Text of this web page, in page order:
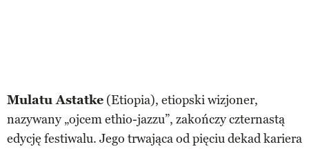
Mulatu Astatke (Etiopia), etiopski wizjoner,
nazywany „ojcem ethio-jazzu”, zakończy czternastą
edycję festiwalu. Jego trwająca od pięciu dekad kariera